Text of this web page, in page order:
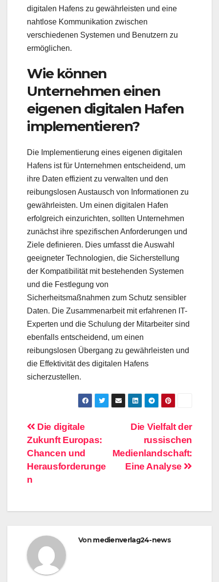
digitalen Hafens zu gewährleisten und eine
nahtlose Kommunikation zwischen
verschiedenen Systemen und Benutzern zu
ermöglichen.
Wie können
Unternehmen einen
eigenen digitalen Hafen
implementieren?
Die Implementierung eines eigenen digitalen
Hafens ist für Unternehmen entscheidend, um
ihre Daten effizient zu verwalten und den
reibungslosen Austausch von Informationen zu
gewährleisten. Um einen digitalen Hafen
erfolgreich einzurichten, sollten Unternehmen
zunächst ihre spezifischen Anforderungen und
Ziele definieren. Dies umfasst die Auswahl
geeigneter Technologien, die Sicherstellung
der Kompatibilität mit bestehenden Systemen
und die Festlegung von
Sicherheitsmaßnahmen zum Schutz sensibler
Daten. Die Zusammenarbeit mit erfahrenen IT-
Experten und die Schulung der Mitarbeiter sind
ebenfalls entscheidend, um einen
reibungslosen Übergang zu gewährleisten und
die Effektivität des digitalen Hafens
sicherzustellen.
Beitragsnavigation
Die Vielfalt der
russischen
Medienlandschaft:
Eine Analyse
Die digitale
Zukunft Europas:
Chancen und
Herausforderunge
n
Von medienverlag24-news